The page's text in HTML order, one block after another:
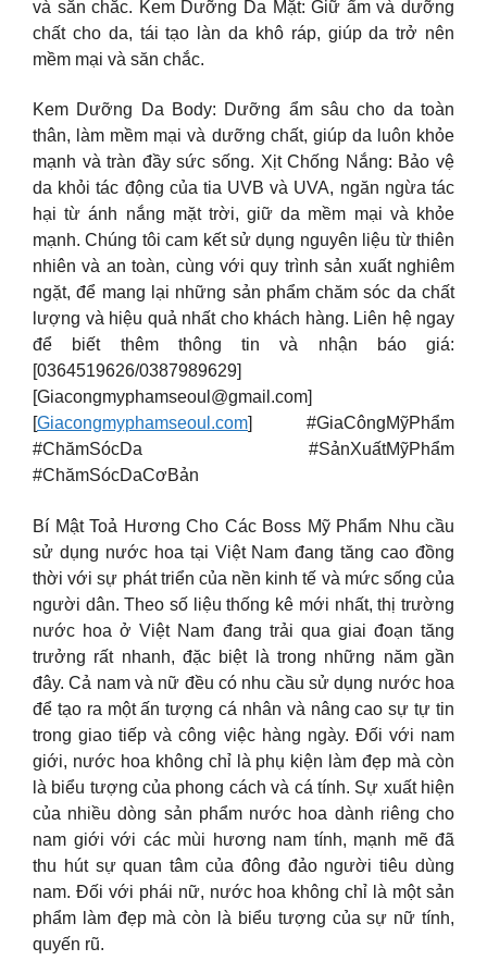
và săn chắc. Kem Dưỡng Da Mặt: Giữ ẩm và dưỡng
chất cho da, tái tạo làn da khô ráp, giúp da trở nên
mềm mại và săn chắc.
Kem Dưỡng Da Body: Dưỡng ẩm sâu cho da toàn
thân, làm mềm mại và dưỡng chất, giúp da luôn khỏe
mạnh và tràn đầy sức sống. Xịt Chống Nắng: Bảo vệ
da khỏi tác động của tia UVB và UVA, ngăn ngừa tác
hại từ ánh nắng mặt trời, giữ da mềm mại và khỏe
mạnh. Chúng tôi cam kết sử dụng nguyên liệu từ thiên
nhiên và an toàn, cùng với quy trình sản xuất nghiêm
ngặt, để mang lại những sản phẩm chăm sóc da chất
lượng và hiệu quả nhất cho khách hàng. Liên hệ ngay
để biết thêm thông tin và nhận báo giá:
[0364519626/0387989629]
[Giacongmyphamseoul@gmail.com]
[Giacongmyphamseoul.com] #GiaCôngMỹPhẩm
#ChămSócDa #SảnXuấtMỹPhẩm
#ChămSócDaCơBản
Bí Mật Toả Hương Cho Các Boss Mỹ Phẩm Nhu cầu
sử dụng nước hoa tại Việt Nam đang tăng cao đồng
thời với sự phát triển của nền kinh tế và mức sống của
người dân. Theo số liệu thống kê mới nhất, thị trường
nước hoa ở Việt Nam đang trải qua giai đoạn tăng
trưởng rất nhanh, đặc biệt là trong những năm gần
đây. Cả nam và nữ đều có nhu cầu sử dụng nước hoa
để tạo ra một ấn tượng cá nhân và nâng cao sự tự tin
trong giao tiếp và công việc hàng ngày. Đối với nam
giới, nước hoa không chỉ là phụ kiện làm đẹp mà còn
là biểu tượng của phong cách và cá tính. Sự xuất hiện
của nhiều dòng sản phẩm nước hoa dành riêng cho
nam giới với các mùi hương nam tính, mạnh mẽ đã
thu hút sự quan tâm của đông đảo người tiêu dùng
nam. Đối với phái nữ, nước hoa không chỉ là một sản
phẩm làm đẹp mà còn là biểu tượng của sự nữ tính,
quyến rũ.